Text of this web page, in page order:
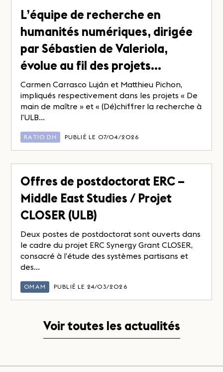
L’équipe de recherche en
humanités numériques, dirigée
par Sébastien de Valeriola,
évolue au fil des projets…
Carmen Carrasco Luján et Matthieu Pichon,
impliqués respectivement dans les projets « De
main de maître » et « (Dé)chiffrer la recherche à
l’ULB...
RATIO DH PUBLIÉ LE 07/04/2026
Offres de postdoctorat ERC –
Middle East Studies / Projet
CLOSER (ULB)
Deux postes de postdoctorat sont ouverts dans
le cadre du projet ERC Synergy Grant CLOSER,
consacré à l’étude des systèmes partisans et
des...
OMAM PUBLIÉ LE 24/03/2026
Voir toutes les actualités